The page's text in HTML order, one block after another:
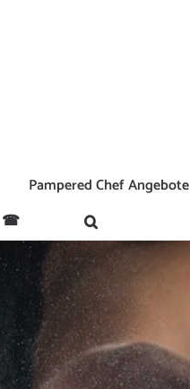
Pampered Chef Angebote
☎